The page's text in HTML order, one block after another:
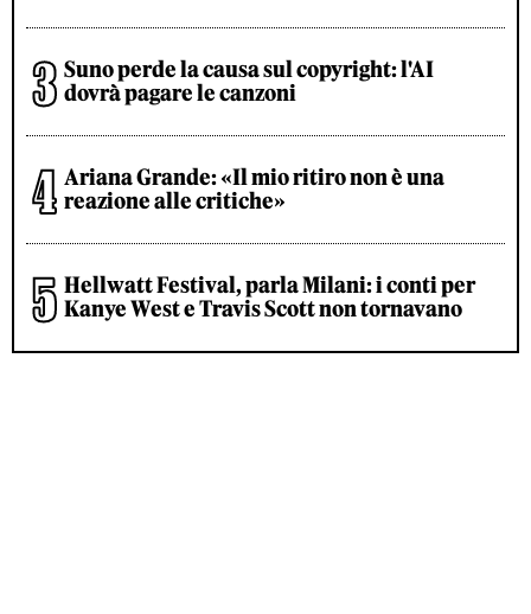
Suno perde la causa sul copyright: l'AI
dovrà pagare le canzoni
Ariana Grande: «Il mio ritiro non è una
reazione alle critiche»
Hellwatt Festival, parla Milani: i conti per
Kanye West e Travis Scott non tornavano